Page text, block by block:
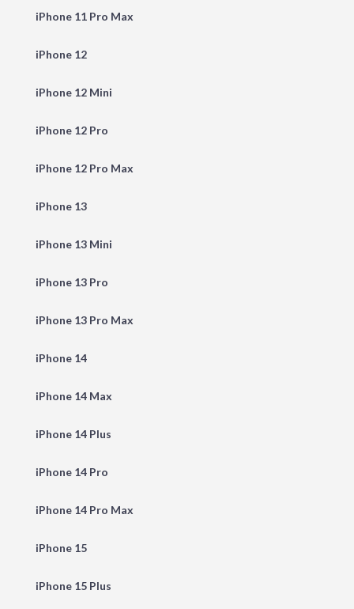
iPhone 11 Pro Max
iPhone 12
iPhone 12 Mini
iPhone 12 Pro
iPhone 12 Pro Max
iPhone 13
iPhone 13 Mini
iPhone 13 Pro
iPhone 13 Pro Max
iPhone 14
iPhone 14 Max
iPhone 14 Plus
iPhone 14 Pro
iPhone 14 Pro Max
iPhone 15
iPhone 15 Plus